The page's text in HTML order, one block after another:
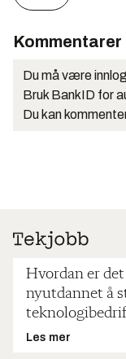
Kommentarer
Du må være
Bruk BankID for
Du kan
Hvordan er
nyutdannet å
Les mer